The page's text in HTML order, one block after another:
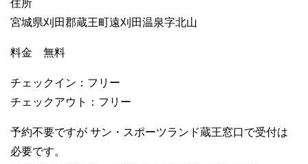
住所
宮城県刈田郡蔵王町遠刈田温泉字北山
料金 無料
チェックイン：フリー
チェックアウト：フリー
予約不要ですが サン・スポーツランド蔵王窓口で受付は
必要です。